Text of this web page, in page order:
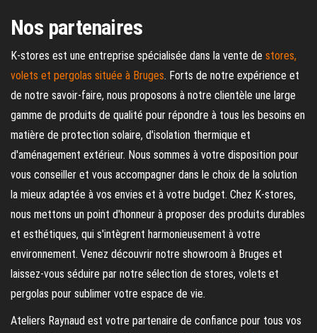
Nos partenaires
K-stores est une entreprise spécialisée dans la vente de stores,
volets et pergolas située à Bruges. Forts de notre expérience et
de notre savoir-faire, nous proposons à notre clientèle une large
gamme de produits de qualité pour répondre à tous les besoins en
matière de protection solaire, d'isolation thermique et
d'aménagement extérieur. Nous sommes à votre disposition pour
vous conseiller et vous accompagner dans le choix de la solution
la mieux adaptée à vos envies et à votre budget. Chez K-stores,
nous mettons un point d'honneur à proposer des produits durables
et esthétiques, qui s'intègrent harmonieusement à votre
environnement. Venez découvrir notre showroom à Bruges et
laissez-vous séduire par notre sélection de stores, volets et
pergolas pour sublimer votre espace de vie.
Ateliers Raynaud est votre partenaire de confiance pour tous vos